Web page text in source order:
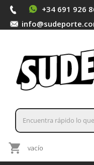
+34 691 926
vacío